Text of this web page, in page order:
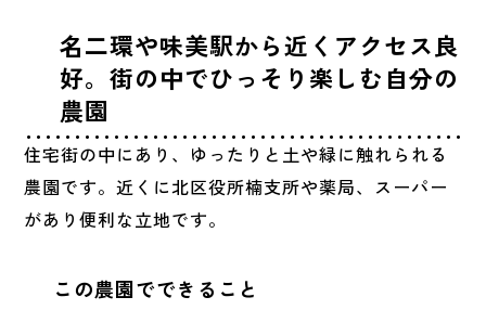
名二環や味美駅から近くアクセス良
好。街の中でひっそり楽しむ自分の
農園
住宅街の中にあり、ゆったりと土や緑に触れられる
農園です。近くに北区役所楠支所や薬局、スーパー
があり便利な立地です。
この農園でできること